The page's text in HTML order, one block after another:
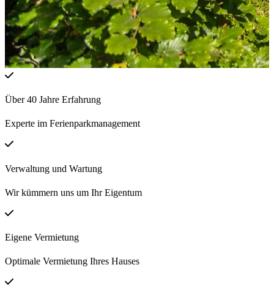
Über 40 Jahre Erfahrung
Experte im Ferienparkmanagement
Verwaltung und Wartung
Wir kümmern uns um Ihr Eigentum
Eigene Vermietung
Optimale Vermietung Ihres Hauses